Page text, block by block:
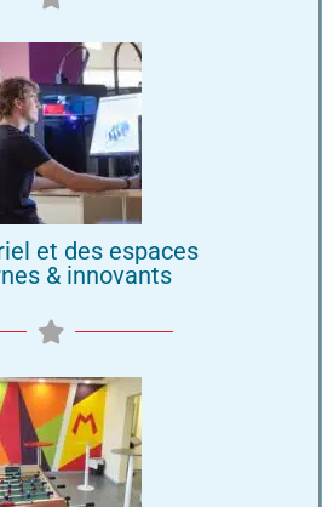
et des espaces
& innovants